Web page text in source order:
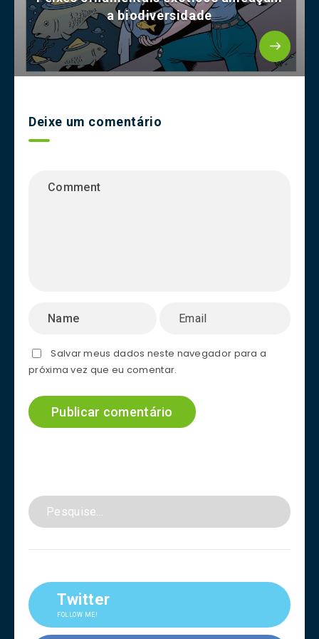
a biodiversidade
Deixe um comentário
Salvar meus dados neste navegador para a
próxima vez que eu comentar.
Twitter
FOLLOW ME!